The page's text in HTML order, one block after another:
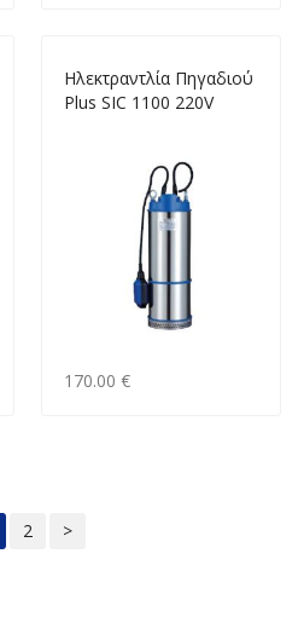
Ηλεκτραντλία Πηγαδιού
Plus SIC 1100 220V
170.00 €
2 >